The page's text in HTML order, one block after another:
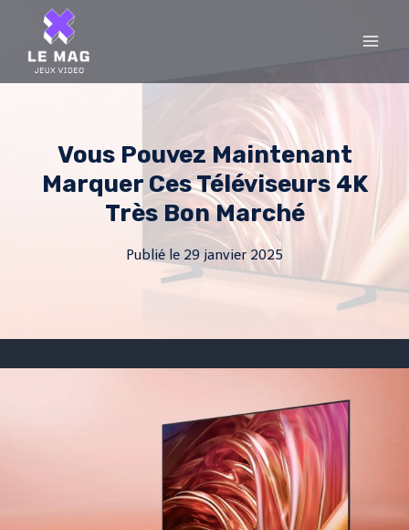
content
Vous Pouvez Maintenant
Marquer Ces Téléviseurs 4K
Très Bon Marché
Publié le 29 janvier 2025